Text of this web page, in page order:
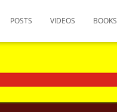
POSTS VIDEOS BOOKS